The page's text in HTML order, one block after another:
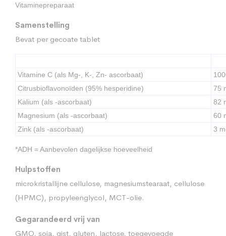
Vitaminepreparaat
Samenstelling
Bevat per gecoate tablet
Vitamine C (als Mg-, K-, Zn- ascorbaat)
Citrusbioflavonoïden (95% hesperidine)
75
Kalium (als -ascorbaat)
82
Magnesium (als -ascorbaat)
60
Zink (als -ascorbaat)
3
*ADH = Aanbevolen dagelijkse hoeveelheid
Hulpstoffen
microkristallijne cellulose, magnesiumstearaat, cellulose
(HPMC), propyleenglycol, MCT-olie.
Gegarandeerd vrij van
GMO, soja, gist, gluten, lactose, toegevoegde